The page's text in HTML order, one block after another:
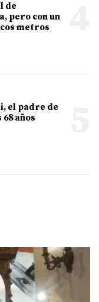
de
pero con un
metros
el padre de
años